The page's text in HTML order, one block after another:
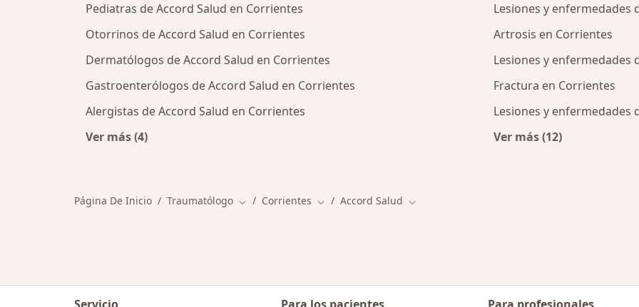
Pediatras de Accord Salud en Corrientes
Otorrinos de Accord Salud en Corrientes
Dermatólogos de Accord Salud en Corrientes
Gastroenterólogos de Accord Salud en Corrientes
Alergistas de Accord Salud en Corrientes
Ver más (4)
Lesiones y enfermedades
Artrosis en Corrientes
Lesiones y enfermedades
Fractura en Corrientes
Lesiones y enfermedades
Ver más (12)
Página De Inicio Traumatólogo Cambiar de ciudad
Corrientes Cambiar de ciudad
Accord Salud Cambiar de ciudad